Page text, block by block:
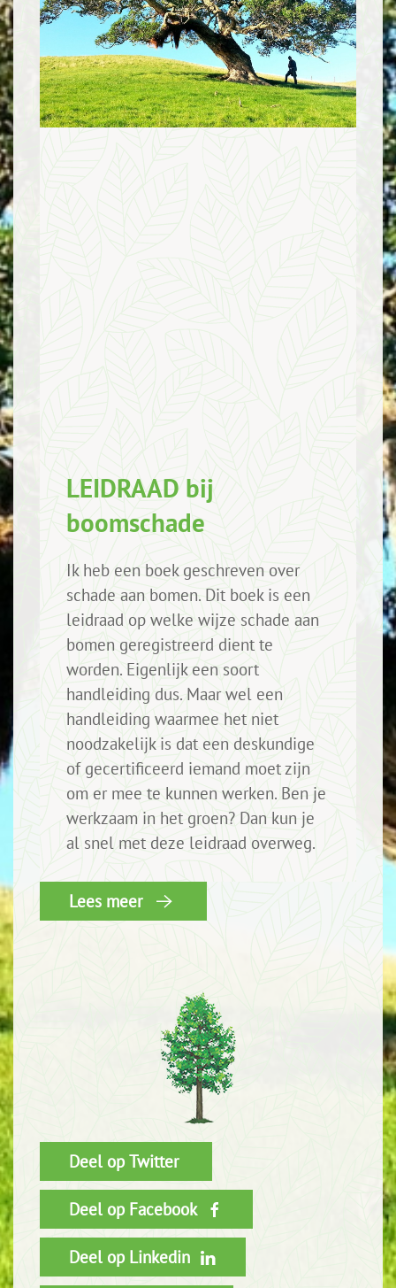
LEIDRAAD bij
boomschade
Ik heb een boek geschreven over
schade aan bomen. Dit boek is een
leidraad op welke wijze schade aan
bomen geregistreerd dient te
worden. Eigenlijk een soort
handleiding dus. Maar wel een
handleiding waarmee het niet
noodzakelijk is dat een deskundige
of gecertificeerd iemand moet zijn
om er mee te kunnen werken. Ben je
werkzaam in het groen? Dan kun je
al snel met deze leidraad overweg.
Lees meer
Deel op Twitter
Deel op Facebook
Deel op Linkedin